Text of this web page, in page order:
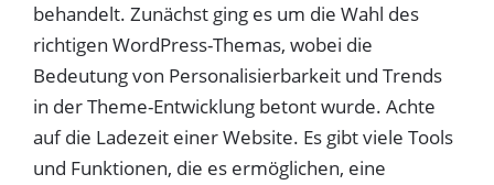
behandelt. Zunächst ging es um die Wahl des
richtigen WordPress-Themas, wobei die
Bedeutung von Personalisierbarkeit und Trends
in der Theme-Entwicklung betont wurde. Achte
auf die Ladezeit einer Website. Es gibt viele Tools
und Funktionen, die es ermöglichen, eine